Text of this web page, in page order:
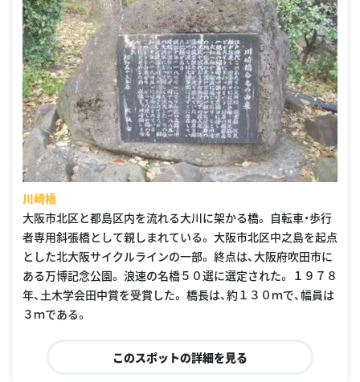
川崎橋
大阪市北区と都島区内を流れる大川に架かる橋。 自転車・歩行
者専用斜張橋として親しまれている。 大阪市北区中之島を起点
とした北大阪サイクルラインの一部。 終点は、大阪府吹田市に
ある万博記念公園。 浪速の名橋５０選に選定された。 １９７８
年、土木学会田中賞を受賞した。 橋長は、約１３０ｍで、幅員は
３ｍである。
このスポットの詳細を見る